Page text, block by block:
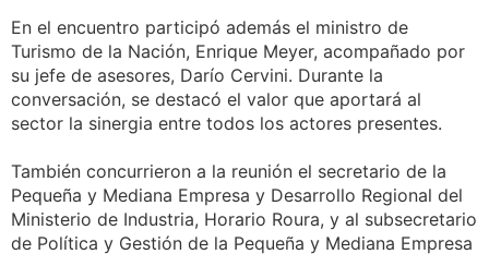
En el encuentro participó además el ministro de
Turismo de la Nación, Enrique Meyer, acompañado por
su jefe de asesores, Darío Cervini. Durante la
conversación, se destacó el valor que aportará al
sector la sinergia entre todos los actores presentes.
También concurrieron a la reunión el secretario de la
Pequeña y Mediana Empresa y Desarrollo Regional del
Ministerio de Industria, Horario Roura, y al subsecretario
de Política y Gestión de la Pequeña y Mediana Empresa